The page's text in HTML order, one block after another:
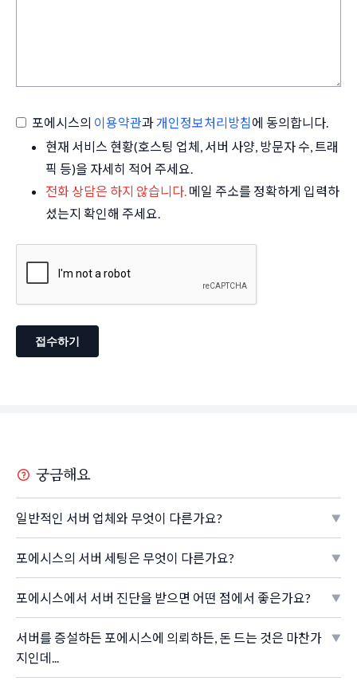
포에시스의 이용약관과개인정보처리방침에 동의합니다.
현재 서비스 현황(호스팅 업체, 서버 사양, 방문자 수, 트래
픽 등)을 자세히 적어 주세요.
전화 상담은 하지 않습니다. 메일 주소를 정확하게 입력하
셨는지 확인해 주세요.
접수하기
궁금해요
일반적인 서버 업체와 무엇이 다른가요?
포에시스의 서버 세팅은 무엇이 다른가요?
포에시스에서 서버 진단을 받으면 어떤 점에서 좋은가요?
서버를 증설하든 포에시스에 의뢰하든, 돈 드는 것은 마찬가
지인데...